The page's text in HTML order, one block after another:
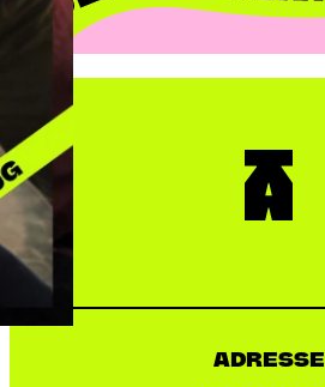
ADRESSE